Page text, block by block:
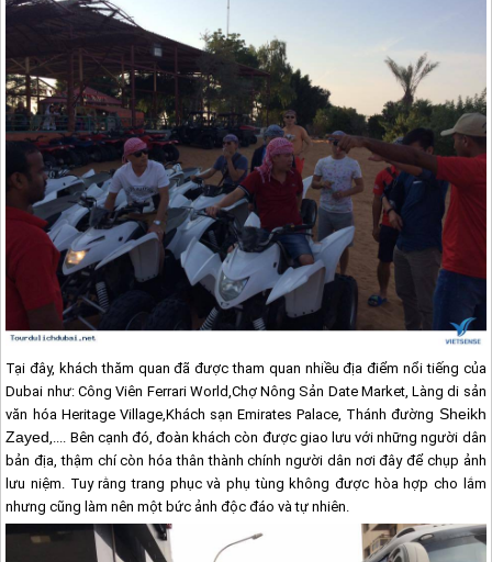
Tại đây, khách thăm quan đã được tham quan nhiều địa điểm nổi tiếng của
Dubai như: Công Viên Ferrari World,Chợ Nông Sản Date Market, Làng di sản
văn hóa Heritage Village,Khách sạn Emirates Palace, Thánh đường Sheikh
Zayed ,.... Bên cạnh đó, đoàn khách còn được giao lưu với những người dân
bản địa, thậm chí còn hóa thân thành chính người dân nơi đây để chụp ảnh
lưu niệm. Tuy rằng trang phục và phụ tùng không được hòa hợp cho lắm
nhưng cũng làm nên một bức ảnh độc đáo và tự nhiên.